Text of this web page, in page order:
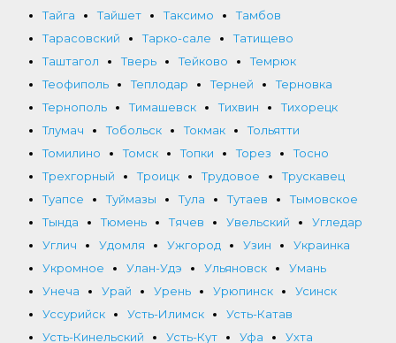
Тайга
Тайшет Таксимо
Тамбов
Тарасовский
Тарко-сале
Татищево
Таштагол
Тверь Тейково
Темрюк
Теофиполь
Теплодар Терней
Терновка
Тернополь
Тимашевск Тихвин
Тихорецк
Тлумач
Тобольск Токмак
Тольятти
Томилино
Томск Топки Торез
Тосно
Трехгорный
Троицк Трудовое
Трускавец
Туапсе
Туймазы Тула Тутаев
Тымовское
Тында
Тюмень Тячев Увельский
Угледар
Углич
Удомля Ужгород Узин
Украинка
Укромное
Улан-Удэ Ульяновск
Умань
Унеча
Урай Урень Урюпинск
Усинск
Уссурийск
Усть-Илимск
Усть-Катав
Усть-Кинельский
Усть-Кут Уфа
Ухта